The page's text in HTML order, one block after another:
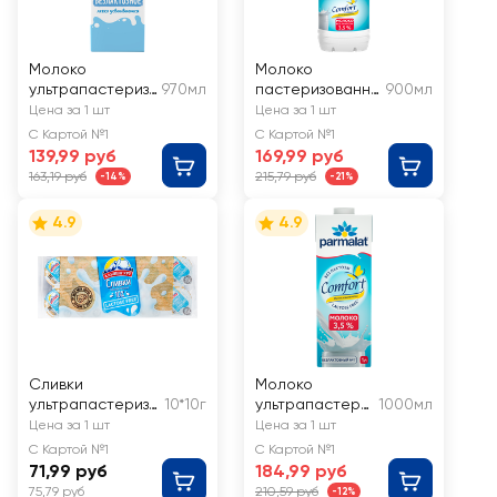
Молоко
ультрапастериз
ованное
ПРОСТОКВАШИН
О безлактозное
1,5%, без змж
970мл
Цена за 1 шт
С Картой №1
139,99 руб
163,19 руб -14%
Молоко
пастеризованно
е PARMALAT
Comfort
безлактозное
3,5%, без змж
900мл
Цена за 1 шт
С Картой №1
169,99 руб
215,79 руб -21%
4.9
Сливки
ультрапастеризо
ванные
АЛЬПЕНГУРТ
безлактозные
10%, без змж,
10*10г
Цена за 1 шт
С Картой №1
71,99 руб
75,79 руб
4.9
Молоко
ультрапастери
зованное
PARMALAT
Comfort
безлактозное
1000мл
Цена за 1 шт
С Картой №1
184,99 руб
210,59 руб -12%